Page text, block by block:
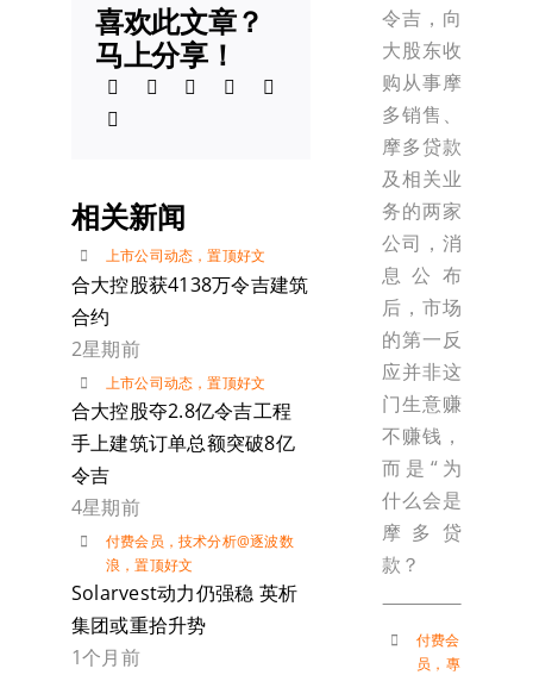
喜欢此文章？
马上分享！
相关新闻
上市公司动态 ，置顶好文
合大控股获4138万令吉建筑
合约
2星期前
上市公司动态 ，置顶好文
合大控股夺2.8亿令吉工程
手上建筑订单总额突破8亿
令吉
4星期前
付费会员 ， 技术分析@逐波数
浪 ，置顶好文
Solarvest动力仍强稳 英析
集团或重拾升势
1个月前
令吉，向
大股东收
购从事摩
多销售、
摩多贷款
及相关业
务的两家
公司，消
息公布
后，市场
的第一反
应并非这
门生意赚
不赚钱，
而是“为
什么会是
摩多贷
款？
付费会
员 ， 專